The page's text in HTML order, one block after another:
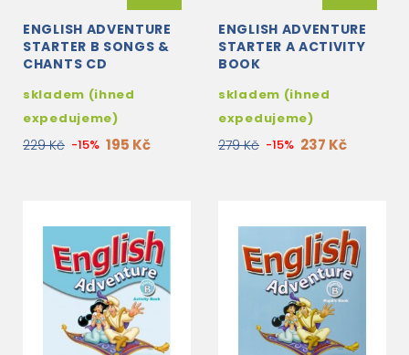
ENGLISH ADVENTURE
STARTER B SONGS &
CHANTS CD
skladem (ihned
expedujeme)
229 Kč -15% 195 Kč
ENGLISH ADVENTURE
STARTER A ACTIVITY
BOOK
skladem (ihned
expedujeme)
279 Kč -15% 237 Kč